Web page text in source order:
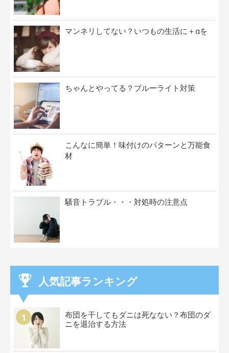
マンネリしてない？いつもの生活に＋αを
ちゃんとやってる？ブルーライト対策
こんなに簡単！味付けのパターンと万能食
材
騒音トラブル・・・対処時の注意点
人気記事ランキング
布団を干してもダニは死なない？布団のダ
ニを退治する方法